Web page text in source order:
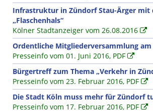
Infrastruktur in Zündorf Stau-Ärger mit
„Flaschenhals“
Kölner Stadtanzeiger vom 26.08.2016
Ordentliche Mitgliederversammlung am
Presseinfo vom 01. Juni 2016, PDF
Bürgertreff zum Thema „Verkehr in
Presseinfo vom 23. Februar 2016, PDF
Die Stadt Köln muss mehr für Zündorf
Presseinfo vom 17. Februar 2016, PDF